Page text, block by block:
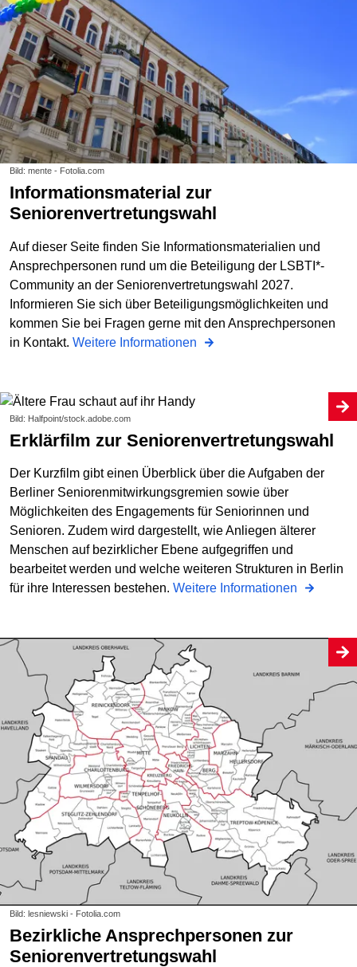
Bild: mente - Fotolia.com
Informationsmaterial zur
Seniorenvertretungswahl
Auf dieser Seite finden Sie Informationsmaterialien und
Ansprechpersonen rund um die Beteiligung der LSBTI*-
Community an der Seniorenvertretungswahl 2027.
Informieren Sie sich über Beteiligungsmöglichkeiten und
kommen Sie bei Fragen gerne mit den Ansprechpersonen
in Kontakt. Weitere Informationen
Bild: Halfpoint/stock.adobe.com
Erklärfilm zur Seniorenvertretungswahl
Der Kurzfilm gibt einen Überblick über die Aufgaben der
Berliner Seniorenmitwirkungsgremien sowie über
Möglichkeiten des Engagements für Seniorinnen und
Senioren. Zudem wird dargestellt, wie Anliegen älterer
Menschen auf bezirklicher Ebene aufgegriffen und
bearbeitet werden und welche weiteren Strukturen in Berlin
für ihre Interessen bestehen. Weitere Informationen
Bild: lesniewski - Fotolia.com
Bezirkliche Ansprechpersonen zur
Seniorenvertretungswahl